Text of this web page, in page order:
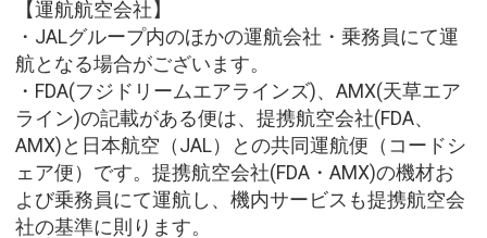
【運航航空会社】
・JALグループ内のほかの運航会社・乗務員にて運
航となる場合がございます。
・FDA(フジドリームエアラインズ)、AMX(天草エア
ライン)の記載がある便は、提携航空会社(FDA、
AMX)と日本航空（JAL）との共同運航便（コードシ
ェア便）です。提携航空会社(FDA・AMX)の機材お
よび乗務員にて運航し、機内サービスも提携航空会
社の基準に則ります。